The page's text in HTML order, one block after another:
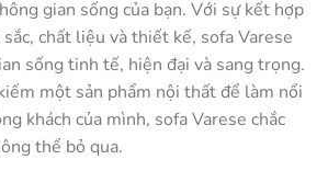
gian sống của bạn. Với sự kết hợp
chất liệu và thiết kế, sofa Varese
sống tinh tế, hiện đại và sang trọng.
một sản phẩm nội thất để làm nổi
khách của mình, sofa Varese chắc
thể bỏ qua.